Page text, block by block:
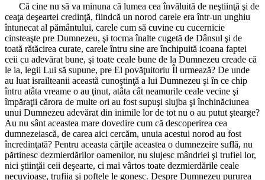
Că cine nu să va minuna că lumea cea învăluită de neştiinţă şi de
ceaţa deşeartei credinţă, fiindcă un norod carele era într-un unghiu
întunecat al pământului, carele cum să cuvine cu cucernicie
cinsteaşte pre Dumnezeu, şi tocma înalte cugetă de Dânsul şi de
toată rătăcirea curate, carele întru sine are închipuită icoana faptei
ceii cu adevărat bune, şi toate ceale bune de la Dumnezeu creade că
le ia, legii Lui să supune, pre El povăţuitoriu Îl urmează? De unde
au luat israilteanii această cunoştinţă a lui Dumnezeu şi în ce chip
întru atâta vreame o au ţinut, atâta cât neamurile ceale vecine şi
împăraţii cărora de multe ori au fost supuşi slujba şi închinăciunea
unui Dumnezeu adevărat din inimile lor de tot nu o au putut ştearge?
Au nu sânt aceastea mare dovedire cum că descoperirea cea
dumnezeiască, de carea aici cercăm, unuia acestui norod au fost
încredinţată? Pentru aceasta cărţile aceastea o dumnezeire suflă, nu
părtinesc dezmierdărilor oamenilor, nu slujesc mândriei şi trufiei lor,
nici ştiinţăi ceii deşearte, ci mai vârtos toate dezmierdările ceale
necuvioase, trufiia şi poftele le gonesc. Despre Dumnezeu pururea